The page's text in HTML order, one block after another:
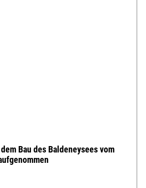
Bau des Baldeneysees vom